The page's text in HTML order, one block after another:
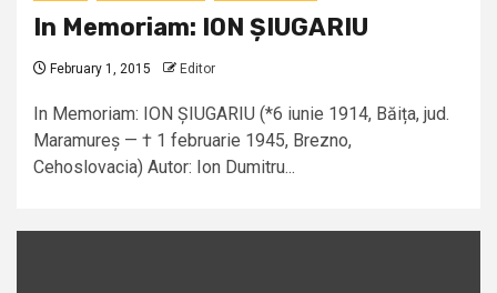
In Memoriam: ION ȘIUGARIU
February 1, 2015 Editor
In Memoriam: ION ȘIUGARIU (*6 iunie 1914, Băița, jud.
Maramureș — † 1 februarie 1945, Brezno,
Cehoslovacia) Autor: Ion Dumitru...